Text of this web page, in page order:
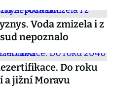
Voda zmizela i z
nepoznalo
Do roku
a jižní Moravu